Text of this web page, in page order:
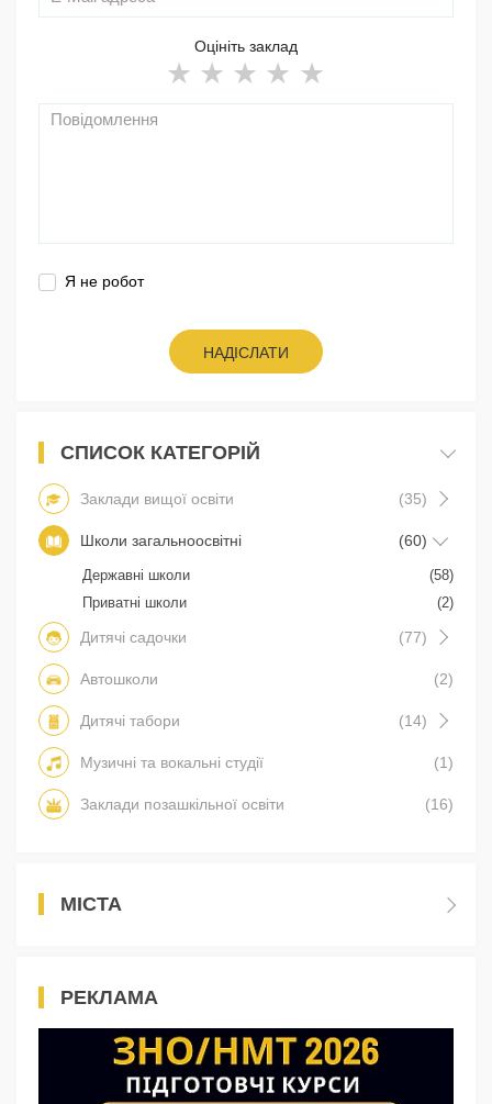
Оцініть заклад
Я не робот
НАДІСЛАТИ
СПИСОК КАТЕГОРІЙ
Заклади вищої освіти (35)
Школи загальноосвітні (60)
Державні школи
(58)
Приватні школи
(2)
Дитячі садочки (77)
Автошколи (2)
Дитячі табори (14)
Музичні та вокальні студії (1)
Заклади позашкільної освіти (16)
МІСТА
РЕКЛАМА